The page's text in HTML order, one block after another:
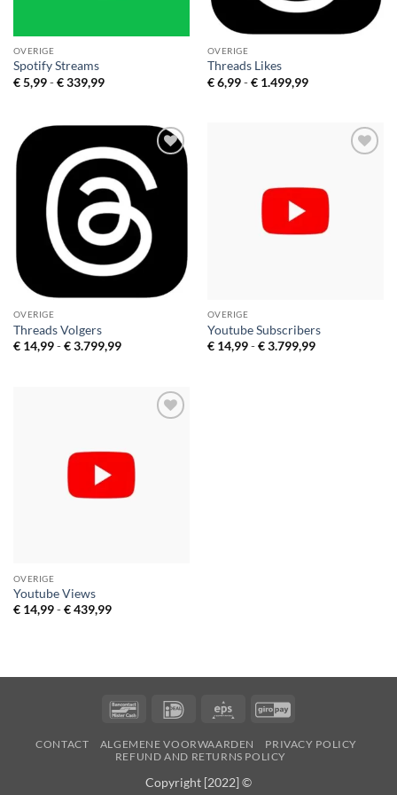
OVERIGE
Spotify Streams
€5,99 - €339,99Prijsklasse:
OVERIGE
Threads Likes
€6,99 - €1.499,99Prijsklasse:
Toevoegen
aan
verlanglijst
OVERIGE
Threads Volgers
€14,99 - €3.799,99Prijsklasse:
verlanglijst
OVERIGE
Youtube Subscribers
€14,99 - €3.799,99Prijsklasse:
verlanglijst
OVERIGE
Youtube Views
€14,99 - €439,99Prijsklasse:
BancontactIDeal Eps GiroPay
CONTACT ALGEMENE VOORWAARDEN
PRIVACY POLICY
REFUND AND RETURNS POLICY
Copyright [2022] ©